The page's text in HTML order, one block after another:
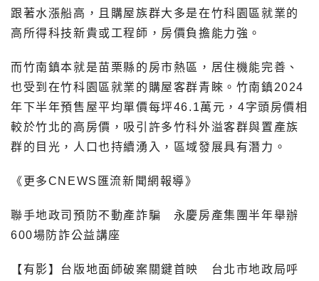
跟著水漲船高，且購屋族群大多是在竹科園區就業的
高所得科技新貴或工程師，房價負擔能力強。
而竹南鎮本就是苗栗縣的房市熱區，居住機能完善、
也受到在竹科園區就業的購屋客群青睞。竹南鎮2024
年下半年預售屋平均單價每坪46.1萬元，4字頭房價相
較於竹北的高房價，吸引許多竹科外溢客群與置產族
群的目光，人口也持續湧入，區域發展具有潛力。
《更多CNEWS匯流新聞網報導》
聯手地政司預防不動產詐騙 永慶房產集團半年舉辦
600場防詐公益講座
【有影】台版地面師破案關鍵首映 台北市地政局呼